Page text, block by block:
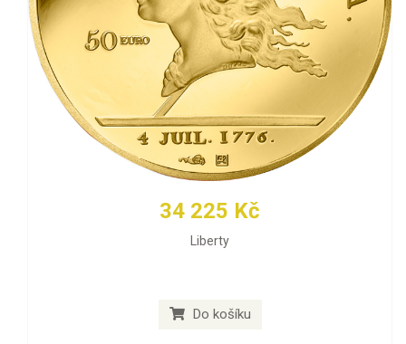
34 225 Kč
Liberty
Do košíku